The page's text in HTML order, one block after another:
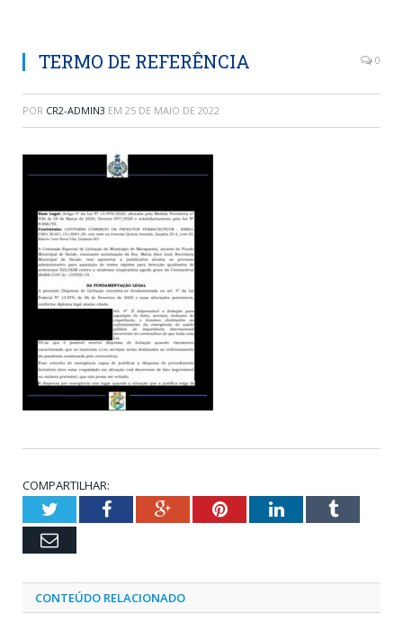
TERMO DE REFERÊNCIA 0
POR CR2-ADMIN3 EM 25 DE MAIO DE 2022
COMPARTILHAR:
TwitterFacebookGoogle+PinterestLinkedInTumblr
Email
CONTEÚDO RELACIONADO